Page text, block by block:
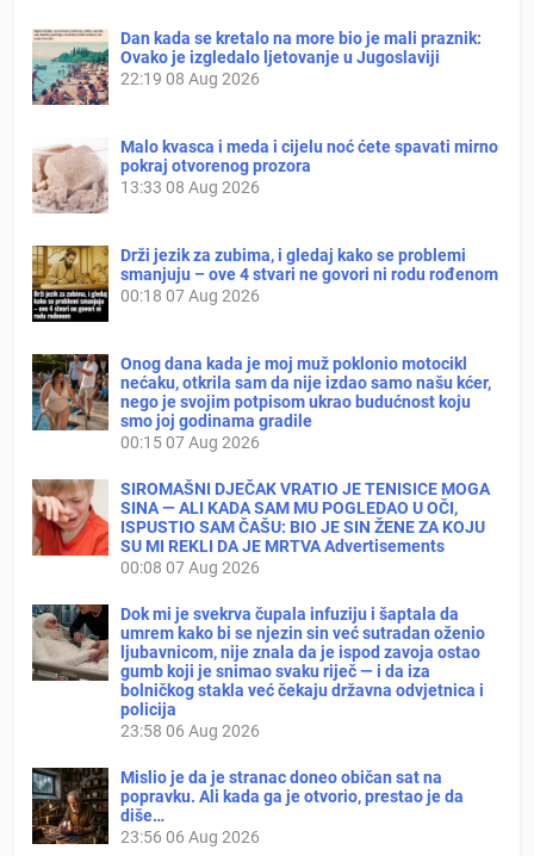
Dan kada se kretalo na more bio je mali praznik:
Ovako je izgledalo ljetovanje u Jugoslaviji
22:19 08 Aug 2026
Malo kvasca i meda i cijelu noć ćete spavati mirno
pokraj otvorenog prozora
13:33 08 Aug 2026
Drži jezik za zubima, i gledaj kako se problemi
smanjuju – ove 4 stvari ne govori ni rodu rođenom
00:18 07 Aug 2026
Onog dana kada je moj muž poklonio motocikl
nećaku, otkrila sam da nije izdao samo našu kćer,
nego je svojim potpisom ukrao budućnost koju
smo joj godinama gradile
00:1507 Aug 2026
SIROMAŠNI DJEČAK VRATIO JE TENISICE MOGA
SINA — ALI KADA SAM MU POGLEDAO U OČI,
ISPUSTIO SAM ČAŠU: BIO JE SIN ŽENE ZA KOJU
SU MI REKLI DA JE MRTVA Advertisements
00:08 07 Aug 2026
Dok mi je svekrva čupala infuziju i šaptala da
umrem kako bi se njezin sin već sutradan oženio
ljubavnicom, nije znala da je ispod zavoja ostao
gumb koji je snimao svaku riječ — i da iza
bolničkog stakla već čekaju državna odvjetnica i
policija
23:58 06 Aug 2026
Mislio je da je stranac doneo običan sat na
popravku. Ali kada ga je otvorio, prestao je da
diše…
23:56 06 Aug 2026